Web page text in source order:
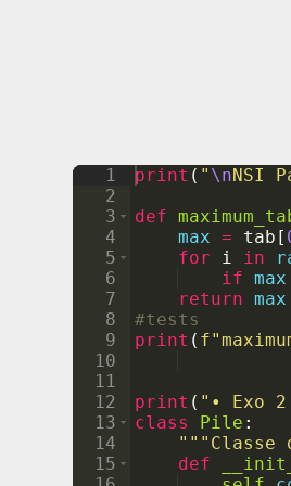
1
2
3
4
5
6
7
8
9
10
11
12
13
14
15
print ( " \nNSI
def
max = tab [
for
i in
if max
return max
#tests
print (
print ( "• Exo
class
Pile :
"""Classe
def